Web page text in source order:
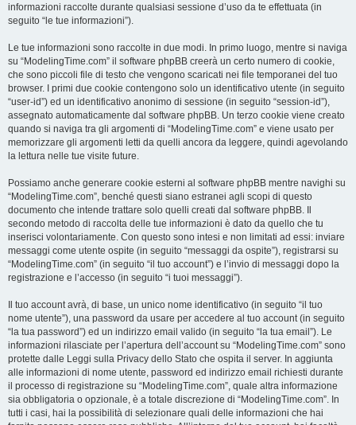
informazioni raccolte durante qualsiasi sessione d’uso da te effettuata (in
seguito “le tue informazioni”).
Le tue informazioni sono raccolte in due modi. In primo luogo, mentre si naviga
su “ModelingTime.com” il software phpBB creerà un certo numero di cookie,
che sono piccoli file di testo che vengono scaricati nei file temporanei del tuo
browser. I primi due cookie contengono solo un identificativo utente (in seguito
“user-id”) ed un identificativo anonimo di sessione (in seguito “session-id”),
assegnato automaticamente dal software phpBB. Un terzo cookie viene creato
quando si naviga tra gli argomenti di “ModelingTime.com” e viene usato per
memorizzare gli argomenti letti da quelli ancora da leggere, quindi agevolando
la lettura nelle tue visite future.
Possiamo anche generare cookie esterni al software phpBB mentre navighi su
“ModelingTime.com”, benché questi siano estranei agli scopi di questo
documento che intende trattare solo quelli creati dal software phpBB. Il
secondo metodo di raccolta delle tue informazioni è dato da quello che tu
inserisci volontariamente. Con questo sono intesi e non limitati ad essi: inviare
messaggi come utente ospite (in seguito “messaggi da ospite”), registrarsi su
“ModelingTime.com” (in seguito “il tuo account”) e l’invio di messaggi dopo la
registrazione e l’accesso (in seguito “i tuoi messaggi”).
Il tuo account avrà, di base, un unico nome identificativo (in seguito “il tuo
nome utente”), una password da usare per accedere al tuo account (in seguito
“la tua password”) ed un indirizzo email valido (in seguito “la tua email”). Le
informazioni rilasciate per l’apertura dell’account su “ModelingTime.com” sono
protette dalle Leggi sulla Privacy dello Stato che ospita il server. In aggiunta
alle informazioni di nome utente, password ed indirizzo email richiesti durante
il processo di registrazione su “ModelingTime.com”, quale altra informazione
sia obbligatoria o opzionale, è a totale discrezione di “ModelingTime.com”. In
tutti i casi, hai la possibilità di selezionare quali delle informazioni che hai